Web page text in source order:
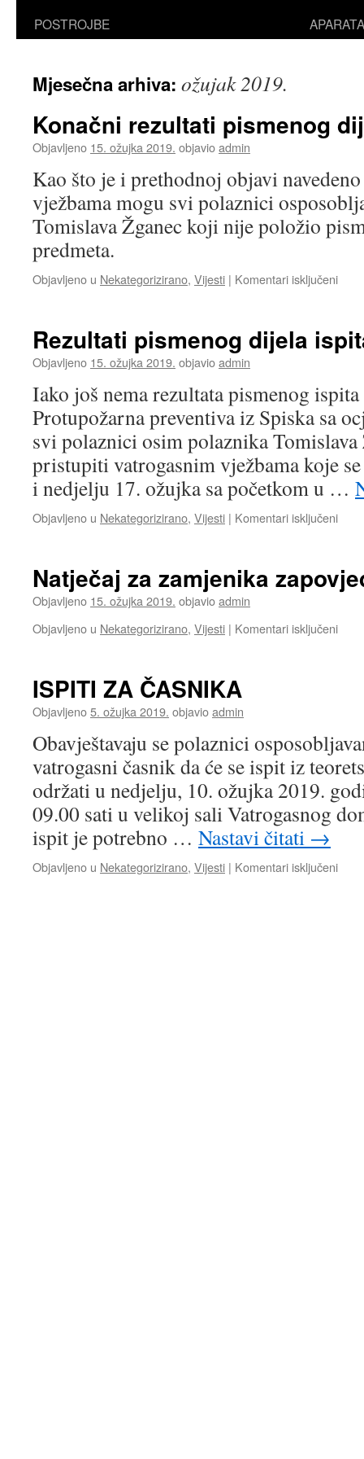
POSTROJBE
APARATA
Mjesečna arhiva: ožujak 2019.
Konačni rezultati pismenog
Objavljeno 15. ožujka 2019. objavioadmin
Kao što je i prethodnoj objavi
vježbama mogu svi polaznici
Tomislava Žganec koji nije položio
predmeta.
Objavljeno u Nekategorizirano, Vijesti | Komentari isključeniza
dijela
Rezultati pismenog dijela
Objavljeno 15. ožujka 2019. objavioadmin
Iako još nema rezultata pismenog
Protupožarna preventiva iz Spiska sa
svi polaznici osim polaznika Tomislava
pristupiti vatrogasnim vježbama koje
i nedjelju 17. ožujka sa početkom u …
Objavljeno u Nekategorizirano, Vijesti | Komentari isključeniza
ispita
Natječaj za zamjenika
Objavljeno 15. ožujka 2019. objavioadmin
Objavljeno u Nekategorizirano, Vijesti | Komentari isključeniza
ISPITI ZA ČASNIKA
Objavljeno5. ožujka 2019. objavioadmin
Obavještavaju se polaznici
vatrogasni časnik da će se ispit iz
održati u nedjelju, 10. ožujka 2019.
09.00 sati u velikoj sali Vatrogasnog
ispit je potrebno … Nastavi čitati →
Objavljeno u Nekategorizirano, Vijesti | Komentari isključeniza